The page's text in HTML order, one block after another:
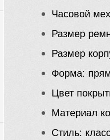
Часовой
Размер
Размер
Форма:
Цвет
Материал
Стиль: